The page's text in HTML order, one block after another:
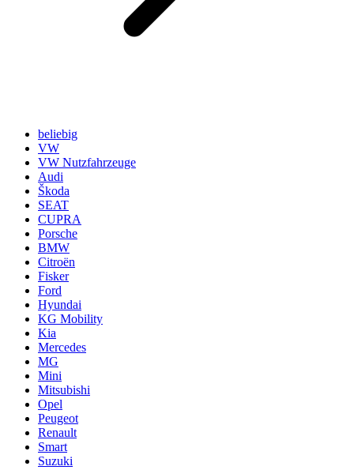
beliebig
VW
VW Nutzfahrzeuge
Audi
Škoda
SEAT
CUPRA
Porsche
BMW
Citroën
Fisker
Ford
Hyundai
KG Mobility
Kia
Mercedes
MG
Mini
Mitsubishi
Opel
Peugeot
Renault
Smart
Suzuki